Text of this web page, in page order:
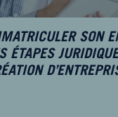
SON
ÉTAPES